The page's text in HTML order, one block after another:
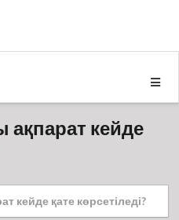
ақпарат кейде
кейде қате көрсетіледі?